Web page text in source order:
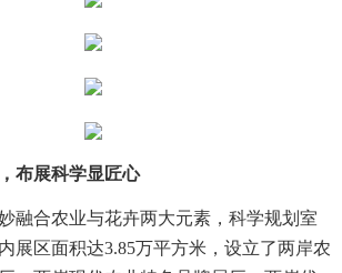
布展科学显匠心
融合农业与花卉两大元素，科学规划室
展区面积达3.85万平方米，设立了两岸农